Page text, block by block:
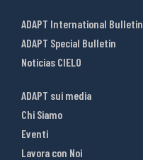
ADAPT International Bulletin
ADAPT Special Bulletin
Noticias CIELO
ADAPT sui media
Chi Siamo
Eventi
Lavora con Noi